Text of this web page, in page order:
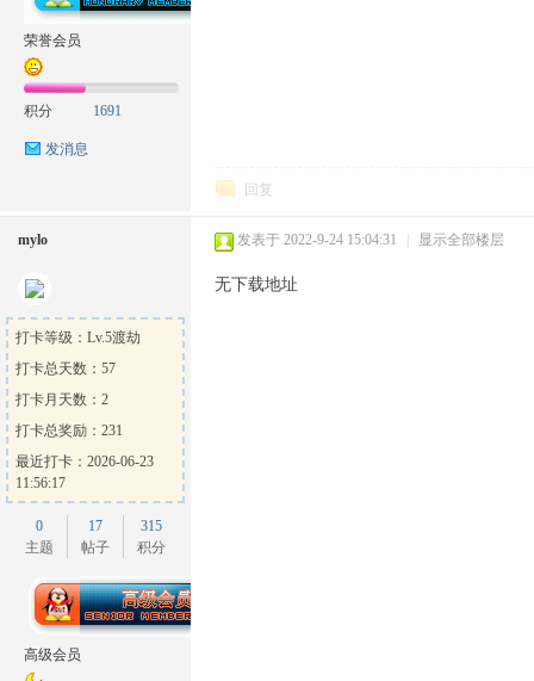
论
荣誉会员
积分 1691
发消息
回复
mylo
打卡等级：Lv.5渡劫
打卡总天数：57
打卡月天数：2
打卡总奖励：231
最近打卡：2026-06-23
11:56:17
0
主题
17
帖子
315
积分
高级会员
发表于 2022-9-24 15:04:31 显示全部楼层
无下载地址